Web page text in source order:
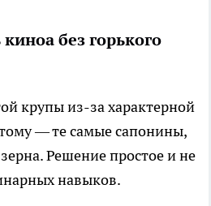
без горького
крупы из-за характерной
— те самые сапонины,
Решение простое и не
навыков.